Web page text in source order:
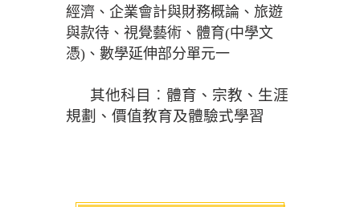
經濟、企業會計與財務概論、旅遊
與款待、視覺藝術、體育(中學文
憑)、數學延伸部分單元一
其他科目︰體育、宗教、生涯
規劃、價值教育及體驗式學習